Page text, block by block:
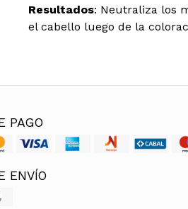
Resultados: Neutraliza los
el cabello luego de la
PAGO
ENVÍO